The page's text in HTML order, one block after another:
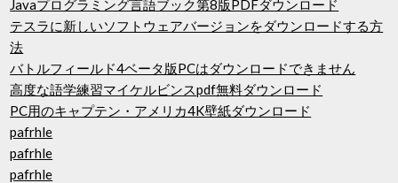
Javaプログラミング言語ブック第8版PDFダウンロード
テスラに新しいソフトウェアバージョンをダウンロードする方
法
バトルフィールド4ベータ版PCはダウンロードできません
高度な語学練習マイケルビンスpdf無料ダウンロード
PC用のキャプテン・アメリカ4K壁紙ダウンロード
pafrhle
pafrhle
pafrhle